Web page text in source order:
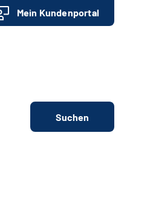
Mein Kundenportal
Suchen